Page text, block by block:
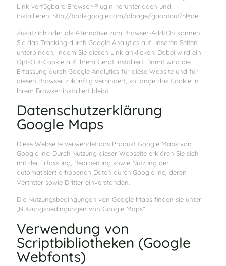
Link verfügbare Browser-Plugin herunterladen und
installieren: http://tools.google.com/dlpage/gaoptout?hl=de.
Zusätzlich oder als Alternative zum Browser-Add-On können
Sie das Tracking durch Google Analytics auf unseren Seiten
unterbinden, indem Sie diesen Link anklicken. Dabei wird ein
Opt-Out-Cookie auf Ihrem Gerät installiert. Damit wird die
Erfassung durch Google Analytics für diese Website und für
diesen Browser zukünftig verhindert, so lange das Cookie in
Ihrem Browser installiert bleibt.
Datenschutzerklärung
Google Maps
Diese Webseite verwendet das Produkt Google Maps von
Google Inc. Durch Nutzung dieser Webseite erklären Sie sich
mit der Erfassung, Bearbeitung sowie Nutzung der
automatisiert erhobenen Daten durch Google Inc, deren
Vertreter sowie Dritter einverstanden.
Die Nutzungsbedingungen von Google Maps finden sie unter
„Nutzungsbedingungen von Google Maps“.
Verwendung von
Scriptbibliotheken (Google
Webfonts)